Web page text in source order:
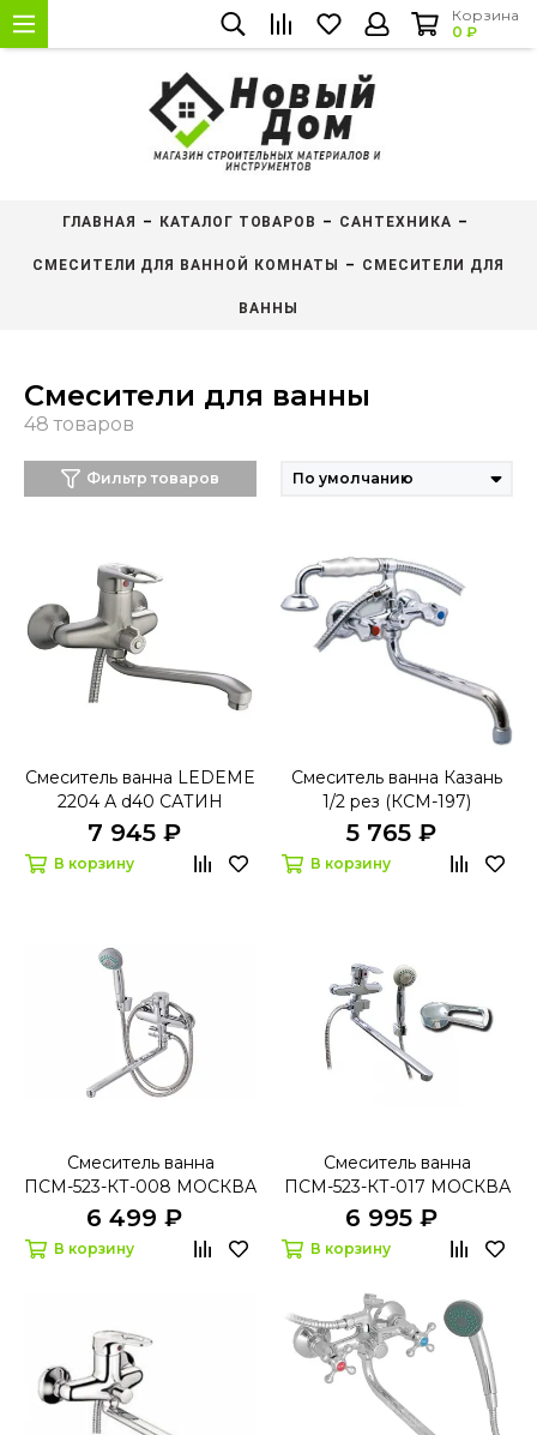
Корзина
0 ₽
ГЛАВНАЯ КАТАЛОГ ТОВАРОВ САНТЕХНИКА
СМЕСИТЕЛИ ДЛЯ ВАННОЙ КОМНАТЫ СМЕСИТЕЛИ ДЛЯ
ВАННЫ
Смесители для ванны
Фильтр товаров
Смеситель ванна LEDEME
2204 А d40 САТИН
7 945 ₽
В корзину
Смеситель ванна Казань
1/2 рез (КСМ-197)
5 765 ₽
В корзину
Смеситель ванна
ПСМ-523-КТ-008 МОСКВА
D40
6 499 ₽
В корзину
Смеситель ванна
ПСМ-523-КТ-017 МОСКВА
D40
6 995 ₽
В корзину